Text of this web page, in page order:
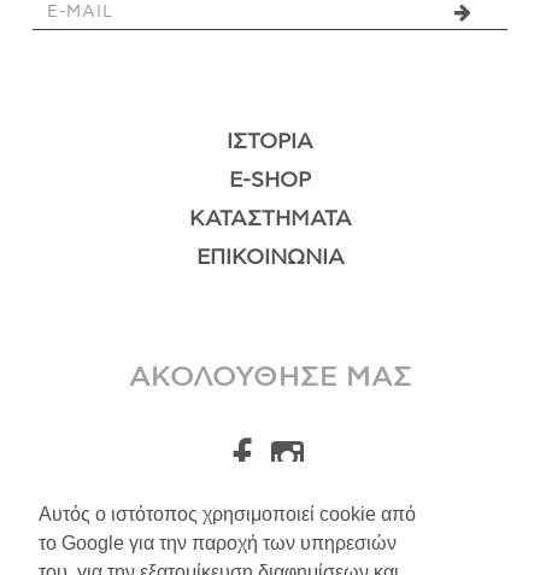
Αυτός ο ιστότοπος χρησιμοποιεί cookie από
το Google για την παροχή των υπηρεσιών
ΙΣΤΟΡΊΑ
E-SHOP
ΚΑΤΑΣΤΉΜΑΤΑ
ΕΠΙΚΟΙΝΩΝΊΑ
ΑΚΟΛΟΥΘΗΣΕ ΜΑΣ
A.Leondarakis 2026